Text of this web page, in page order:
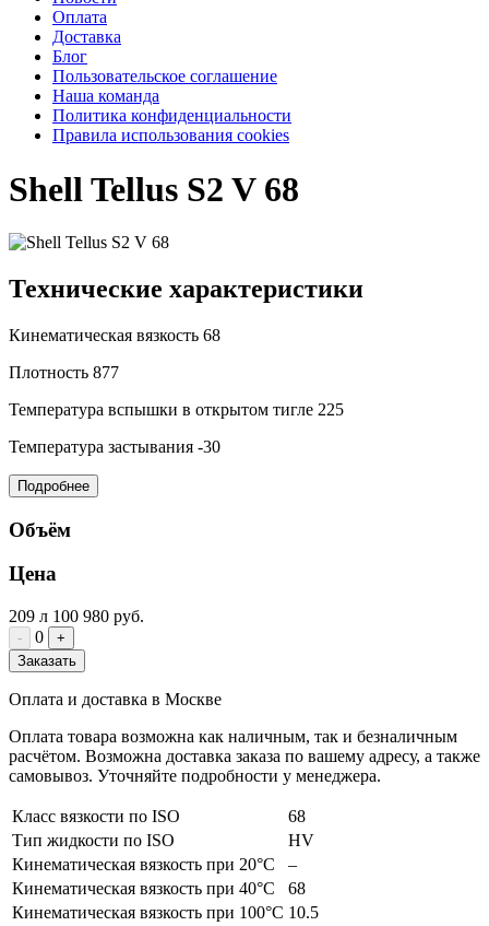
Оплата
Доставка
Блог
Пользовательское соглашение
Наша команда
Политика конфиденциальности
Правила использования cookies
Shell Tellus S2 V 68
Технические характеристики
Кинематическая вязкость 68
Плотность 877
Температура вспышки в открытом тигле 225
Температура застывания -30
Подробнее
Объём
Цена
209 л 100 980 руб.
- 0
+
Заказать
Оплата и доставка в Москве
Оплата товара возможна как наличным, так и безналичным
расчётом. Возможна доставка заказа по вашему адресу, а также
самовывоз. Уточняйте подробности у менеджера.
Класс вязкости по ISO
68
Тип жидкости по ISO
HV
Кинематическая вязкость при 20°C
–
Кинематическая вязкость при 40°C
68
Кинематическая вязкость при 100°C 10.5